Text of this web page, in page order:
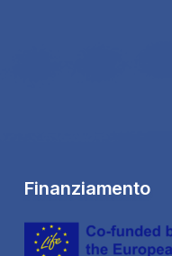
Finanziamento